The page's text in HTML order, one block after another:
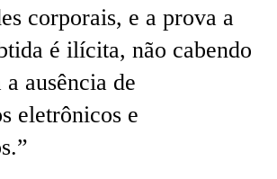
corporais, e a prova a
é ilícita, não cabendo
a ausência de
eletrônicos e